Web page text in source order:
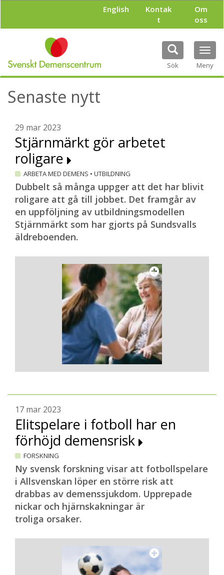
l
English
Kontak
t
Om
oss
Sök Meny
Senaste nytt
29 mar 2023
Stjärnmärkt gör arbetet
roligare
ARBETA MED DEMENS • UTBILDNING
Dubbelt så många uppger att det har blivit
roligare att gå till jobbet. Det framgår av
en uppföljning av utbildningsmodellen
Stjärnmärkt som har gjorts på Sundsvalls
äldreboenden.
17 mar 2023
Elitspelare i fotboll har en
förhöjd demensrisk
FORSKNING
Ny svensk forskning visar att fotbollspelare
i Allsvenskan löper en större risk att
drabbas av demenssjukdom. Upprepade
nickar och hjärnskakningar är
troliga orsaker.